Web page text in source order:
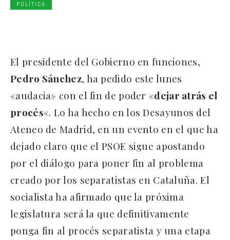
POLÍTICA
El presidente del Gobierno en funciones,
Pedro Sánchez, ha pedido este lunes
«audacia» con el fin de poder «dejar atrás el
procés«. Lo ha hecho en los Desayunos del
Ateneo de Madrid, en un evento en el que ha
dejado claro que el PSOE sigue apostando
por el diálogo para poner fin al problema
creado por los separatistas en Cataluña. El
socialista ha afirmado que la próxima
legislatura será la que definitivamente
ponga fin al procés separatista y una etapa